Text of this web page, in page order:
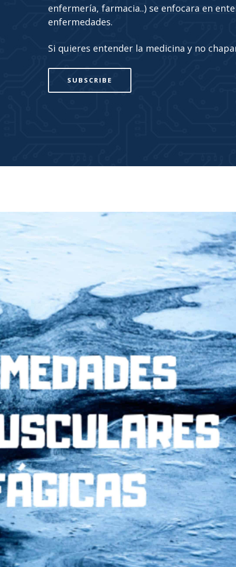
enfermería, farmacia..) se enfocara en
enfermedades.
Si quieres entender la medicina y no
SUBSCRIBE